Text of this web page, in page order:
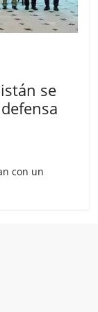
se
con un